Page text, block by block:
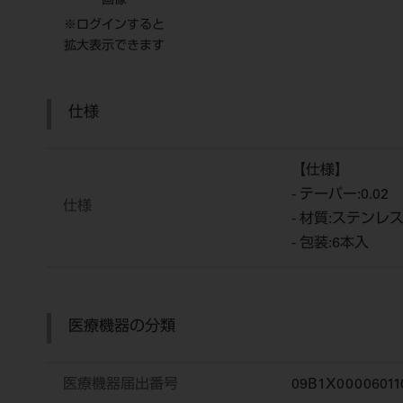
※ログインすると
拡大表示できます
仕様
仕様
【仕様】
- テーパー:0.02
- 材質:ステンレ
- 包装:6本入
医療機器の分類
医療機器届出番号